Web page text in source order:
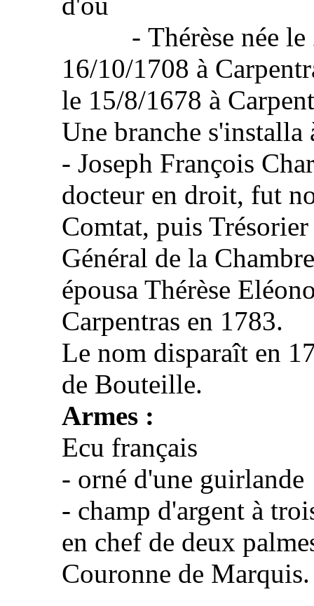
- Thérèse née le
16/10/1708 à
le 15/8/1678 à
Une branche s'installa
- Joseph François
docteur en droit, fut
Comtat, puis Trésorier
Général de la
épousa Thérèse
Carpentras en 1783.
Le nom disparaît en
de Bouteille.
Armes :
Ecu français
- orné d'une guirlande
- champ d'argent à
en chef de deux
Couronne de Marquis.